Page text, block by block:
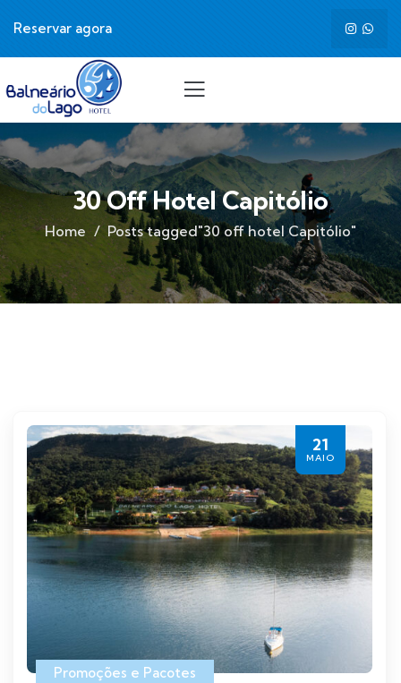
Reservar agora
30 Off Hotel Capitólio
Home Posts tagged"30 off hotel Capitólio"
21
MAIO
Promoções e Pacotes